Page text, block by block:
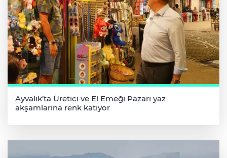
Ayvalık’ta Üretici ve El Emeği Pazarı yaz
akşamlarına renk katıyor